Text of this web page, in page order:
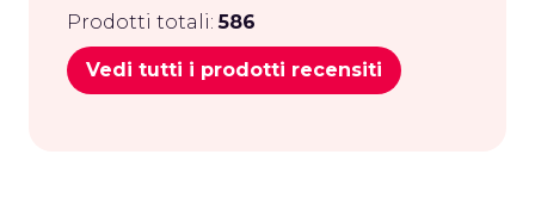
Prodotti totali:586
Vedi tutti i prodotti recensiti